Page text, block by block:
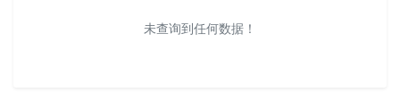
未查询到任何数据！